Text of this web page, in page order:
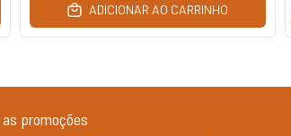
ADICIONAR AO CARRINHO
promoções